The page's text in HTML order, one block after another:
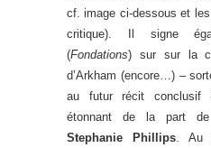
cf. image ci-dessous et
critique). Il signe
(Fondations) sur sur la
d’Arkham (encore…) –
au futur récit conclusif
étonnant de la part de
Stephanie Phillips. Au